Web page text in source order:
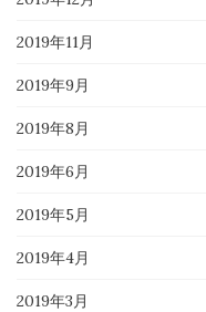
2019年11月
2019年9月
2019年8月
2019年6月
2019年5月
2019年4月
2019年3月